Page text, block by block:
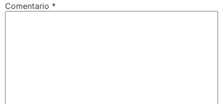
Comentario *